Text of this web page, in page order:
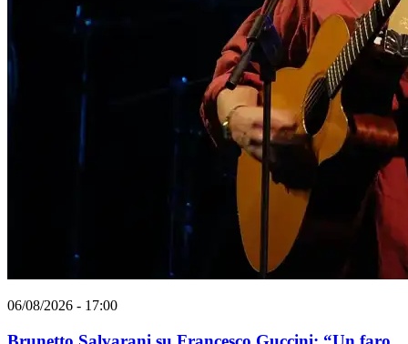
06/08/2026 - 17:00